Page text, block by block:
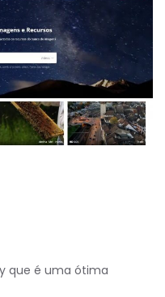
que é uma ótima